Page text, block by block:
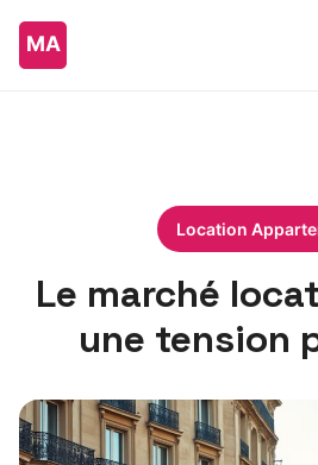
Location
Le marché
une tension